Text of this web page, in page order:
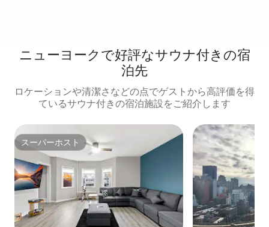
ニューヨークで好評なサウナ付きの宿
泊先
ロケーションや清潔さなどの点でゲストから高評価を得
ているサウナ付きの宿泊施設をご紹介します
スーパーホスト
スーパーホスト